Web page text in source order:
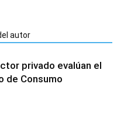
autor
privado evalúan el
de Consumo